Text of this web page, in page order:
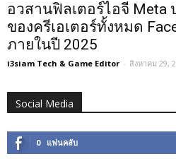
อวสานฟิลเตอร์ไอจี Meta
ของครีเอเตอร์ทั้งหมด
ภายในปี 2025
i3siam Tech & Game Editor - สิงหาคม 29,
Social Media
0 แฟนคลับ